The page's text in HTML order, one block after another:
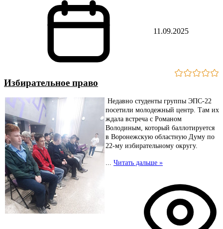
11.09.2025
Избирательное право
Недавно студенты группы ЭПС-22
посетили молодежный центр. Там их
ждала встреча с Романом
Володиным, который баллотируется
в Воронежскую областную Думу по
22-му избирательному округу.
... Читать дальше »